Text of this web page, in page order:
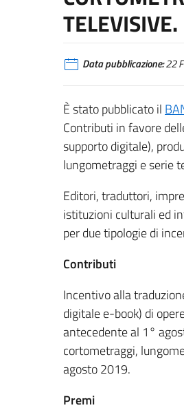
TELEVISIVE.
Data pubblicazione:22
È stato pubblicato il
Contributi in favore
supporto digitale),
lungometraggi e serie
Editori, traduttori,
istituzioni culturali ed
per due tipologie di
Contributi
Incentivo alla
digitale e-book) di
antecedente al 1°
cortometraggi,
agosto 2019.
Premi